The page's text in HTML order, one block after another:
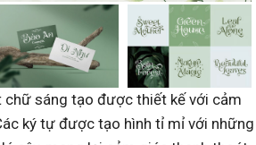
chữ sáng tạo được thiết kế với cảm
ký tự được tạo hình tỉ mỉ với những